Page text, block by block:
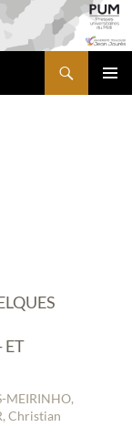
ET
MEIRINHO,
Christian